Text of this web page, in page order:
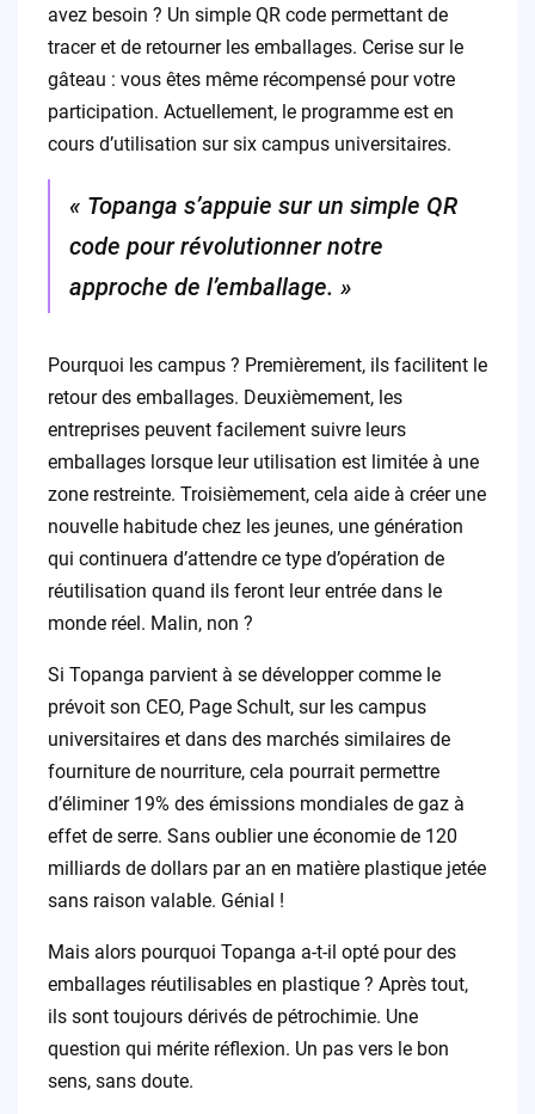
avez besoin ? Un simple QR code permettant de
tracer et de retourner les emballages. Cerise sur le
gâteau : vous êtes même récompensé pour votre
participation. Actuellement, le programme est en
cours d’utilisation sur six campus universitaires.
« Topanga s’appuie sur un simple QR
code pour révolutionner notre
approche de l’emballage. »
Pourquoi les campus ? Premièrement, ils facilitent le
retour des emballages. Deuxièmement, les
entreprises peuvent facilement suivre leurs
emballages lorsque leur utilisation est limitée à une
zone restreinte. Troisièmement, cela aide à créer une
nouvelle habitude chez les jeunes, une génération
qui continuera d’attendre ce type d’opération de
réutilisation quand ils feront leur entrée dans le
monde réel. Malin, non ?
Si Topanga parvient à se développer comme le
prévoit son CEO, Page Schult, sur les campus
universitaires et dans des marchés similaires de
fourniture de nourriture, cela pourrait permettre
d’éliminer 19% des émissions mondiales de gaz à
effet de serre. Sans oublier une économie de 120
milliards de dollars par an en matière plastique jetée
sans raison valable. Génial !
Mais alors pourquoi Topanga a-t-il opté pour des
emballages réutilisables en plastique ? Après tout,
ils sont toujours dérivés de pétrochimie. Une
question qui mérite réflexion. Un pas vers le bon
sens, sans doute.